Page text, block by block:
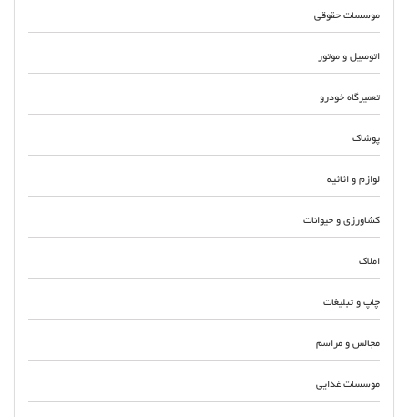
موسسات حقوقی
اتومبیل و موتور
تعمیرگاه خودرو
پوشاک
لوازم و اثاثیه
کشاورزی و حیوانات
املاک
چاپ و تبلیغات
مجالس و مراسم
موسسات غذایی